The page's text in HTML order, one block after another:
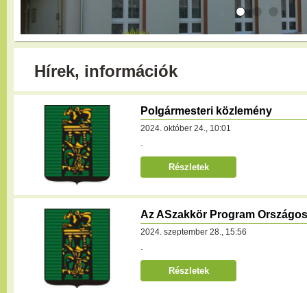
Hírek, információk
Polgármesteri közlemény
2024. október 24., 10:01
Részletek
Az ASzakkör Program
2024. szeptember 28., 15:56
Részletek